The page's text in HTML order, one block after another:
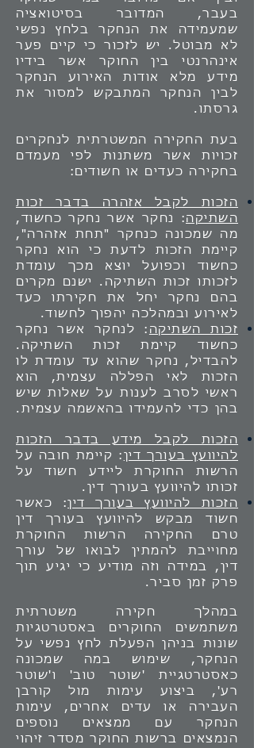
בעבר, המדובר בסיטואציה
שמעמידה את הנחקר בלחץ נפשי
לא מבוטל. יש לזכור כי קיים פער
אינהרנטי בין החוקר אשר בידיו
מידע מלא אודות האירוע הנחקר
לבין הנחקר המתבקש למסור את
גרסתו.
בעת החקירה המשטרתית לנחקרים
זכויות אשר משתנות לפי מעמדם
בחקירה כעדים או חשודים:
הזכות לקבל אזהרה בדבר זכות
השתיקה : נחקר אשר נחקר כחשוד,
מה שמכונה כנחקר "תחת אזהרה",
קיימת הזכות לדעת כי הוא נחקר
כחשוד וכפועל יוצא מכך עומדת
לזכותו זכות השתיקה. ישנם מקרים
בהם נחקר יחל את חקירתו כעד
לאירוע ובמהלכה יהפוך לחשוד.
זכות השתיקה : לנחקר אשר נחקר
כחשוד קיימת זכות השתיקה.
להבדיל, נחקר שהוא עד עומדת לו
הזכות לאי הפללה עצמית, הוא
ראשי לסרב לענות על שאלות שיש
בהן כדי להעמידו בהאשמה עצמית.
הזכות לקבל מידע בדבר הזכות
להיוועץ בעורך דין : קיימת חובה על
הרשות החוקרת ליידע חשוד על
זכותו להיוועץ בעורך דין.
הזכות להיוועץ בעורך דין: כאשר
חשוד מבקש להיוועץ בעורך דין
טרם החקירה הרשות החוקרת
מחוייבת להמתין לבואו של עורך
דין, במידה וזה מודיע כי יגיע תוך
פרק זמן סביר.
במהלך חקירה משטרתית
משתמשים החוקרים באסטרטגיות
שונות בניהן הפעלת לחץ נפשי על
הנחקר, שימוש במה שמכונה
כאסטרטגיית 'שוטר טוב' ו'שוטר
רע', ביצוע עימות מול קורבן
העבירה או עדים אחרים, עימות
הנחקר עם ממצאים נוספים
הנמצאים ברשות החוקר מסדר זיהוי